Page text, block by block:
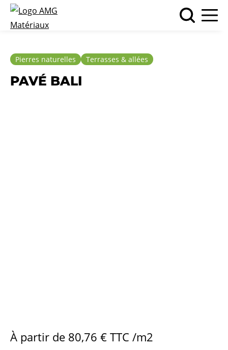
Pierres naturelles Terrasses & allées
PAVÉ BALI
À partir de 80,76 € TTC /m2